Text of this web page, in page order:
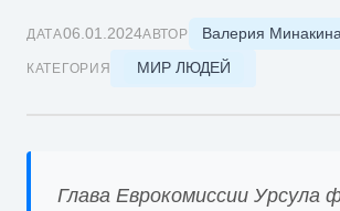
ДАТА06.01.2024АВТОР Валерия Минакина
КАТЕГОРИЯ МИР ЛЮДЕЙ
Глава Еврокомиссии Урсула